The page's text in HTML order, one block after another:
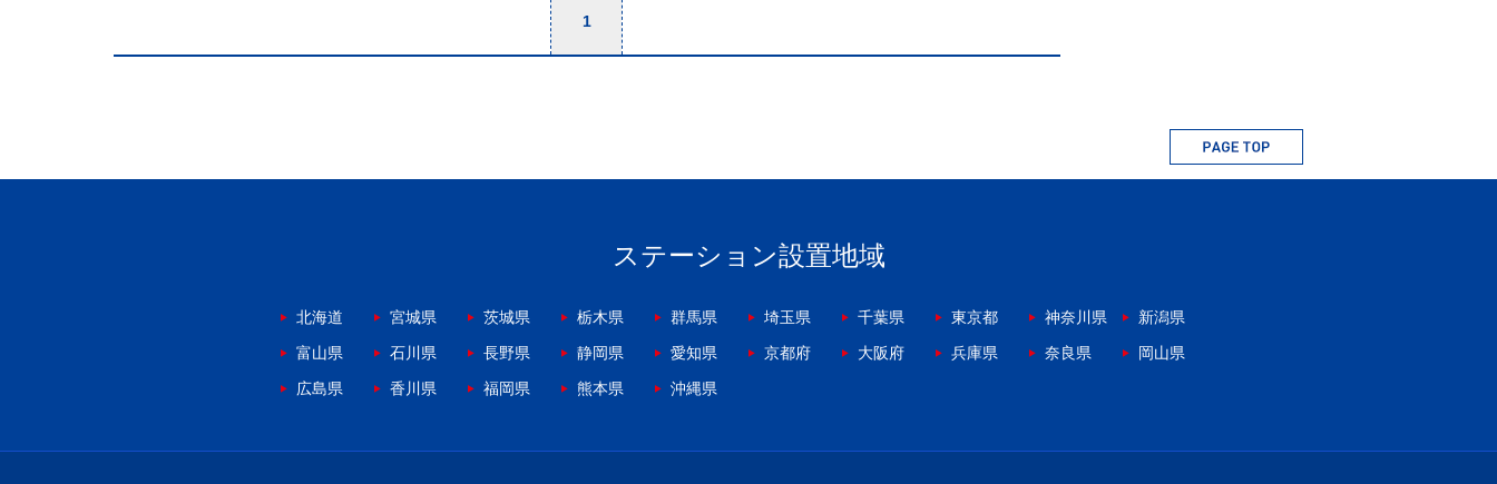
1
ステーション設置地域
北海道 宮城県 茨城県 栃木県 群馬県 埼玉県 千葉県 東京都 神奈川県
新潟県
富山県
石川県 長野県 静岡県 愛知県 京都府 大阪府 兵庫県 奈良県
岡山県
広島県
香川県 福岡県 熊本県 沖縄県